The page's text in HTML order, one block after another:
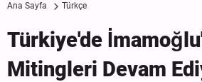
Ana Sayfa Türkçe
Türkiye'de
Mitingleri Devam